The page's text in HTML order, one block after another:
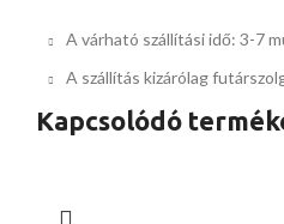
A várható szállítási idő: 3-7
A szállítás kizárólag
Kapcsolódó